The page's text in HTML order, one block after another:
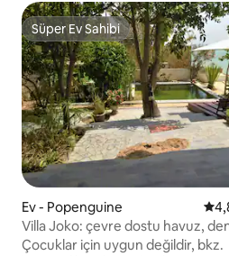
Süper Ev Sahibi
Süper Ev Sahibi
Ev - Popenguine 5
Villa Joko: çevre dostu havuz,
kenarı
Çocuklar için uygun değildir, bkz.